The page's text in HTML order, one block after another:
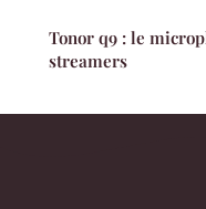
Tonor q9 : le
streamers